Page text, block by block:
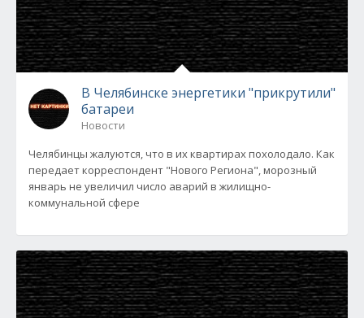
В Челябинске энергетики "прикрутили"
батареи
Новости
Челябинцы жалуются, что в их квартирах похолодало. Как
передает корреспондент "Нового Региона", морозный
январь не увеличил число аварий в жилищно-
коммунальной сфере